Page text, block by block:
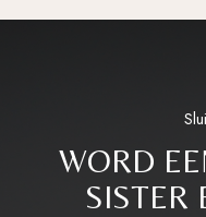
WORD
SISTER